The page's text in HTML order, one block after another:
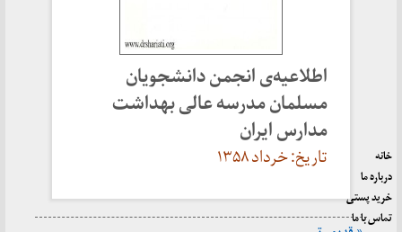
اطلاعیه‌ی انجمن دانشجویان
مسلمان مدرسه عالی بهداشت
مدارس ایران
تاریخ: خرداد ۱۳۵۸
خانه
درباره ما
خرید پستی
تماس با ما